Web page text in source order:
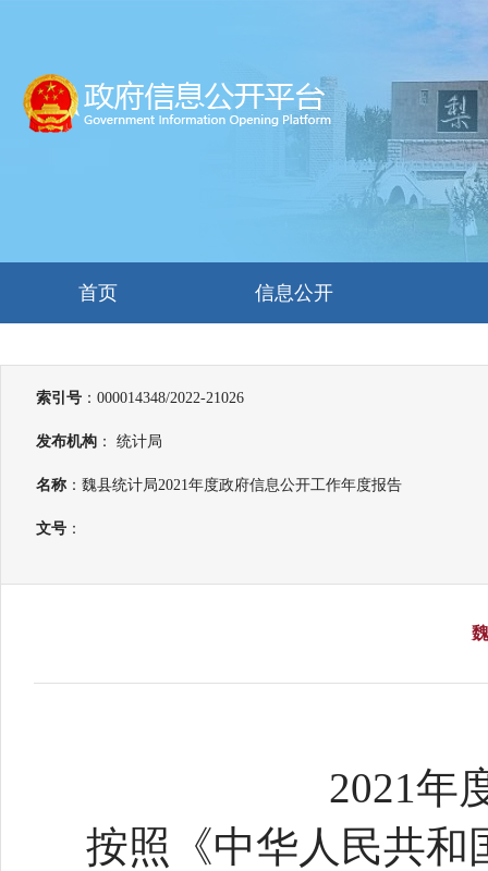
首页 信息公开
索引号 ：000014348/2022-21026
发布机构 ： 统计局
名称 ：魏县统计局2021年度政府信息公开工作年度报告
文号 ：
2021年
按照《中华人民共和